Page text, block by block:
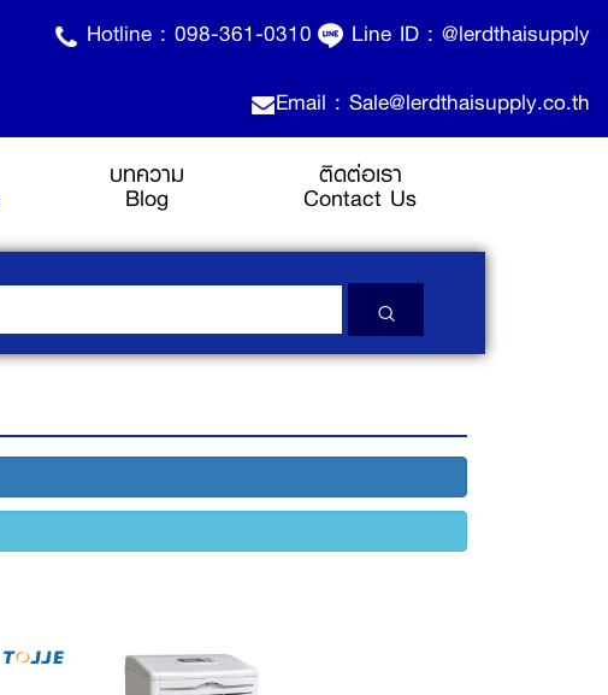
Hotline : 098-361-0310 Line ID : @lerdthaisupply
Email : Sale@lerdthaisupply.co.th
บทความ
Blog
ติดต่อเรา
Contact Us